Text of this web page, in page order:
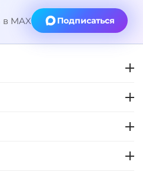
MAX Подписаться